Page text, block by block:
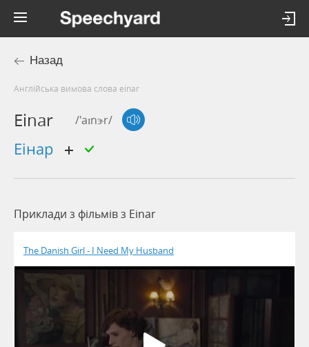
Назад
Англійська вимова слова einar
Einar /'aɪnɝr/
еінар
Приклади з фільмів з Einar
The Danish Girl - I Need My Husband